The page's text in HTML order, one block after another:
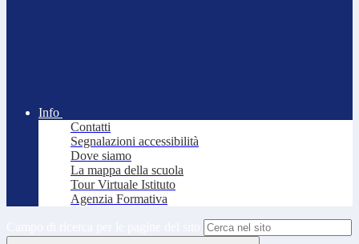
Info
Contatti
Segnalazioni accessibilità
Dove siamo
La mappa della scuola
Tour Virtuale Istituto
Agenzia Formativa